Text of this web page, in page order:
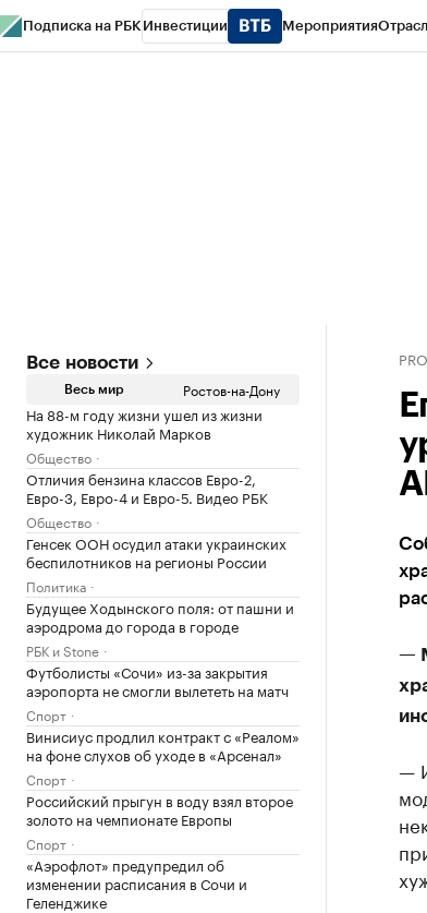
Подписка на РБК Инвестиции Мероприятия
Все новости
Весь мир Ростов-на-Дону
На 88-м году жизни ушел из жизни
художник Николай Марков
Общество
Отличия бензина классов Евро-2,
Евро-3, Евро-4 и Евро-5. Видео РБК
Общество
Генсек ООН осудил атаки украинских
беспилотников на регионы России
Политика
Будущее Ходынского поля: от пашни и
аэродрома до города в городе
РБК и Stone
Футболисты «Сочи» из-за закрытия
аэропорта не смогли вылететь на матч
Спорт
Винисиус продлил контракт с «Реалом»
на фоне слухов об уходе в «Арсенал»
Спорт
Российский прыгун в воду взял второе
золото на чемпионате Европы
Спорт
«Аэрофлот» предупредил об
изменении расписания в Сочи и
Геленджике
—
—